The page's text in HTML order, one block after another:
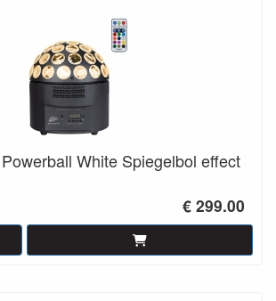
White Spiegelbol effect
€ 299.00